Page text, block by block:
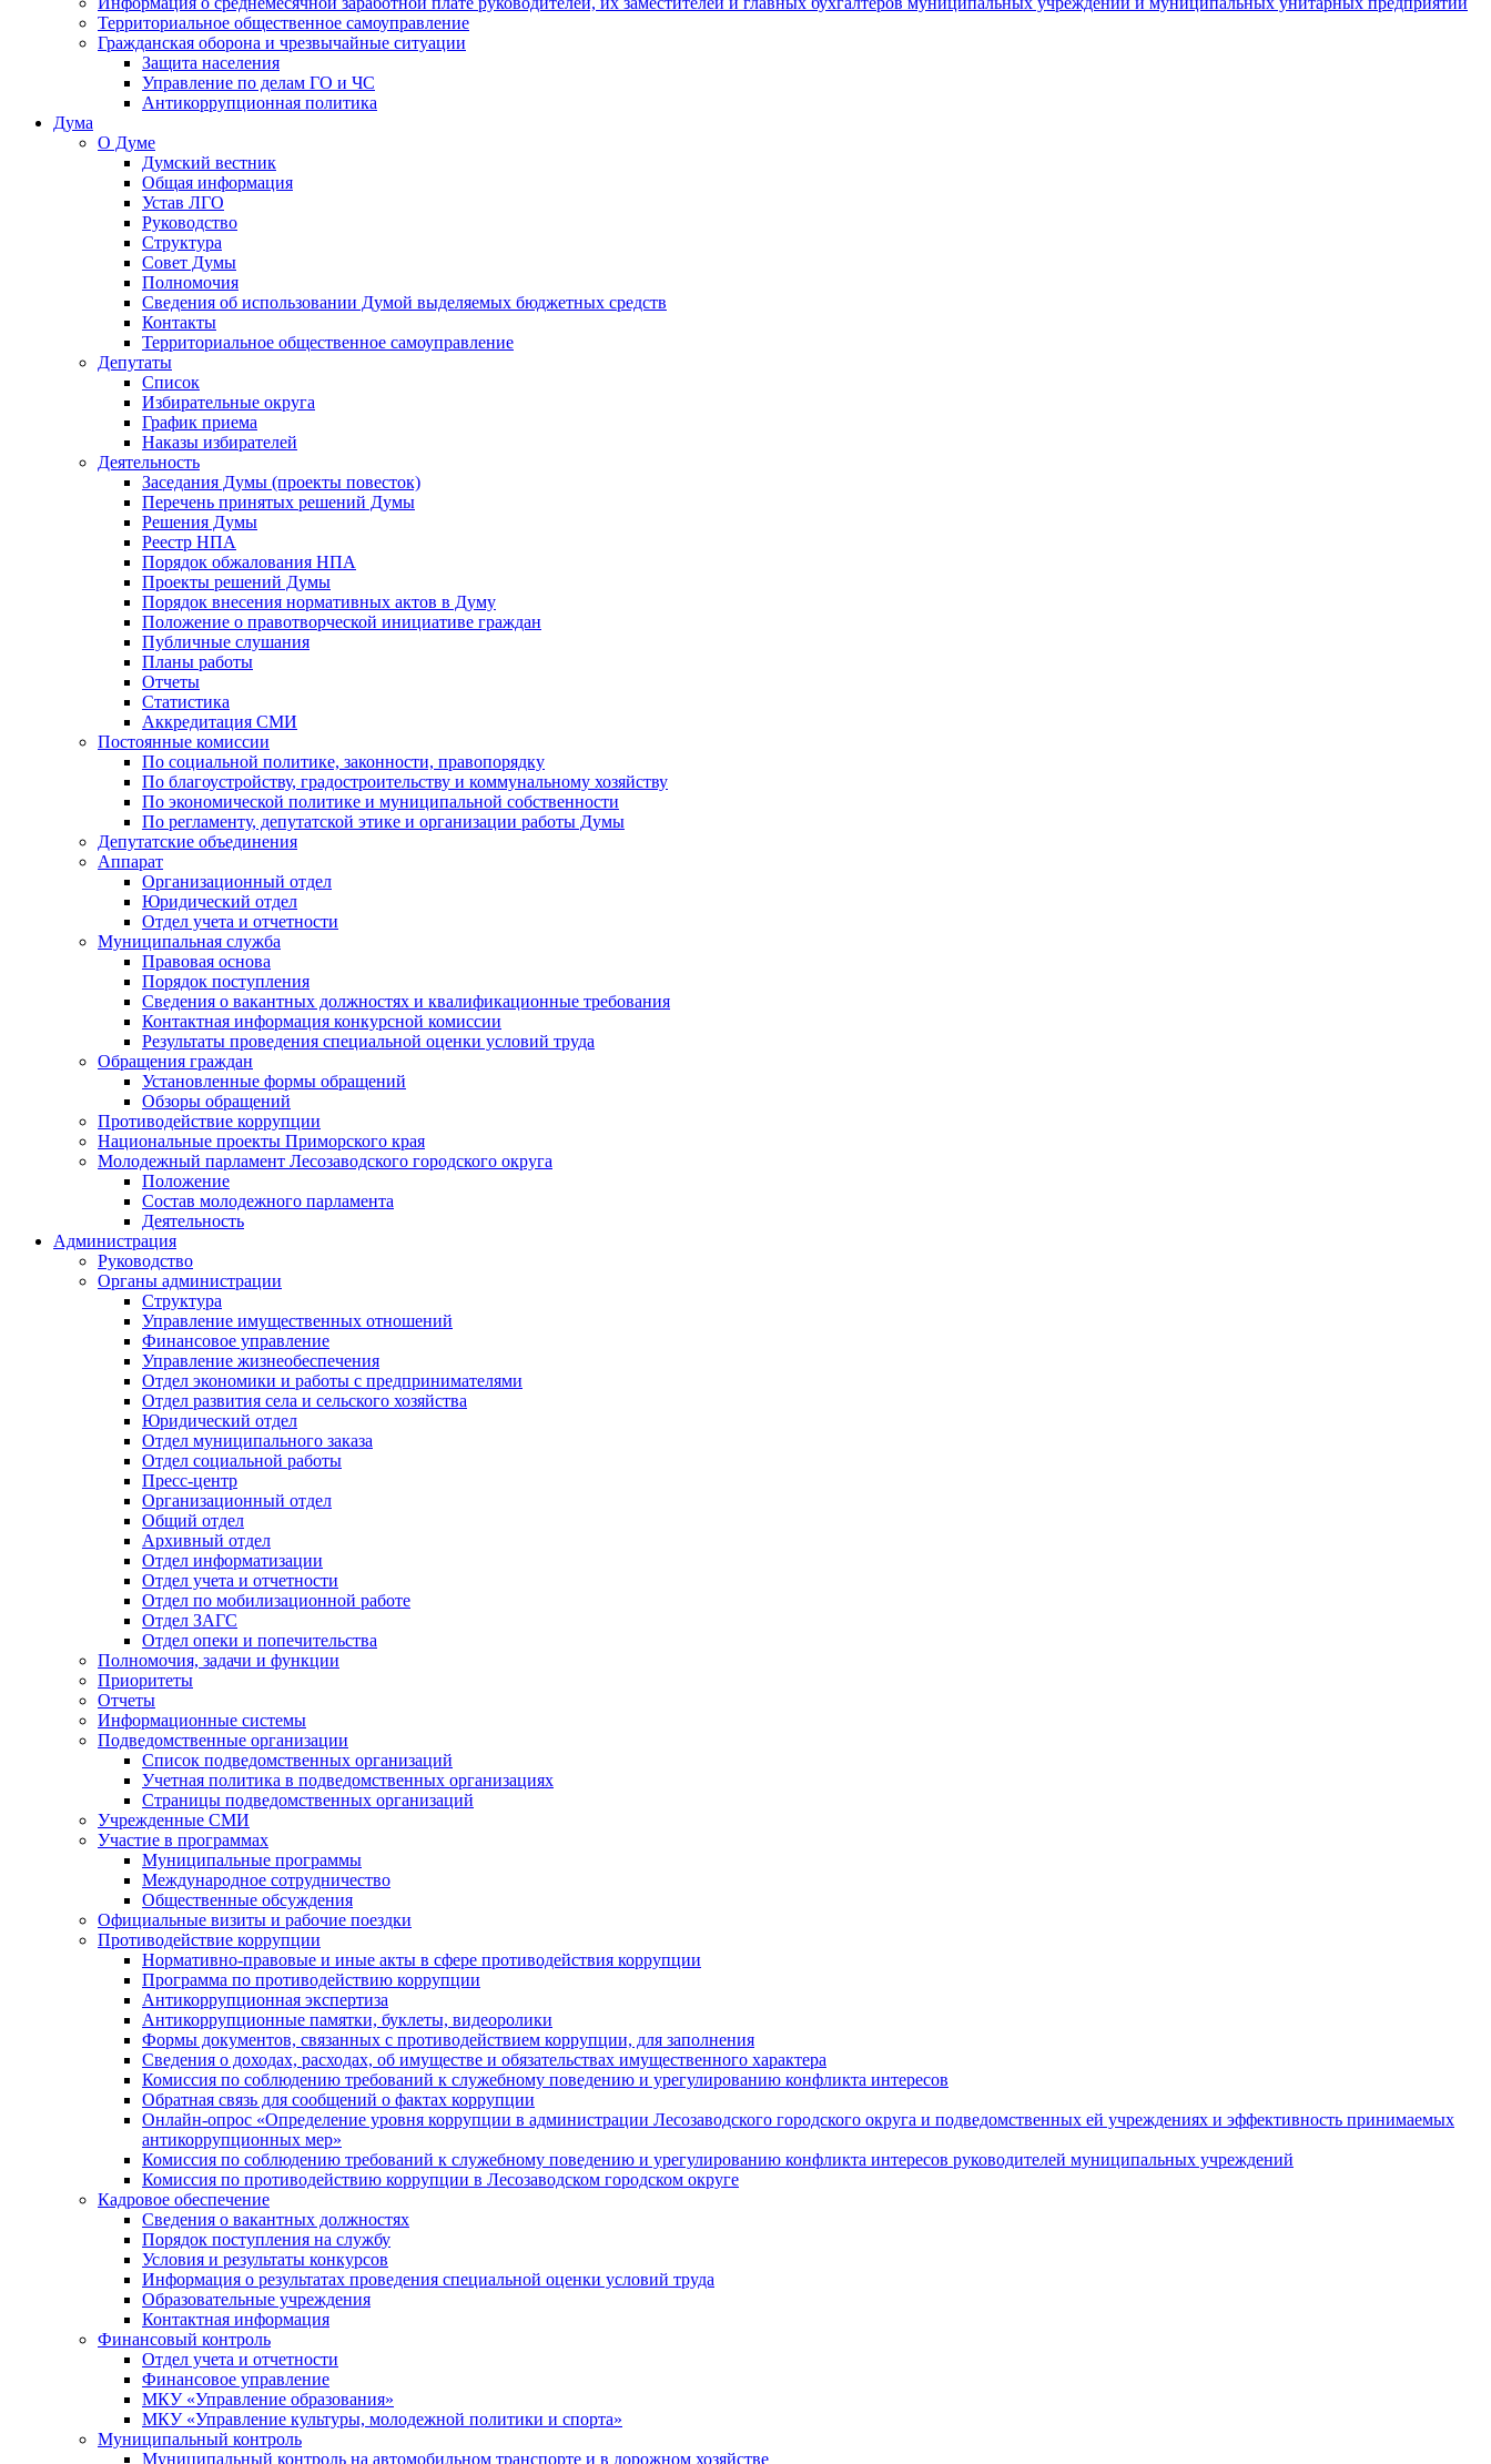
Территориальное общественное самоуправление
Гражданская оборона и чрезвычайные ситуации
Защита населения
Управление по делам ГО и ЧС
Антикоррупционная политика
Дума
О Думе
Думский вестник
Общая информация
Устав ЛГО
Руководство
Структура
Совет Думы
Полномочия
Сведения об использовании Думой выделяемых бюджетных средств
Контакты
Территориальное общественное самоуправление
Депутаты
Список
Избирательные округа
График приема
Наказы избирателей
Деятельность
Заседания Думы (проекты повесток)
Перечень принятых решений Думы
Решения Думы
Реестр НПА
Порядок обжалования НПА
Проекты решений Думы
Порядок внесения нормативных актов в Думу
Положение о правотворческой инициативе граждан
Публичные слушания
Планы работы
Отчеты
Статистика
Аккредитация СМИ
Постоянные комиссии
По социальной политике, законности, правопорядку
По благоустройству, градостроительству и коммунальному хозяйству
По экономической политике и муниципальной собственности
По регламенту, депутатской этике и организации работы Думы
Депутатские объединения
Аппарат
Организационный отдел
Юридический отдел
Отдел учета и отчетности
Муниципальная служба
Правовая основа
Порядок поступления
Сведения о вакантных должностях и квалификационные требования
Контактная информация конкурсной комиссии
Результаты проведения специальной оценки условий труда
Обращения граждан
Установленные формы обращений
Обзоры обращений
Противодействие коррупции
Национальные проекты Приморского края
Молодежный парламент Лесозаводского городского округа
Положение
Состав молодежного парламента
Деятельность
Администрация
Руководство
Органы администрации
Структура
Управление имущественных отношений
Финансовое управление
Управление жизнеобеспечения
Отдел экономики и работы с предпринимателями
Отдел развития села и сельского хозяйства
Юридический отдел
Отдел муниципального заказа
Отдел социальной работы
Пресс-центр
Организационный отдел
Общий отдел
Архивный отдел
Отдел информатизации
Отдел учета и отчетности
Отдел по мобилизационной работе
Отдел ЗАГС
Отдел опеки и попечительства
Полномочия, задачи и функции
Приоритеты
Отчеты
Информационные системы
Подведомственные организации
Список подведомственных организаций
Учетная политика в подведомственных организациях
Страницы подведомственных организаций
Учрежденные СМИ
Участие в программах
Муниципальные программы
Международное сотрудничество
Общественные обсуждения
Официальные визиты и рабочие поездки
Противодействие коррупции
Нормативно-правовые и иные акты в сфере противодействия коррупции
Программа по противодействию коррупции
Антикоррупционная экспертиза
Антикоррупционные памятки, буклеты, видеоролики
Формы документов, связанных с противодействием коррупции, для заполнения
Сведения о доходах, расходах, об имуществе и обязательствах имущественного характера
Комиссия по соблюдению требований к служебному поведению и урегулированию конфликта интересов
Обратная связь для сообщений о фактах коррупции
Онлайн-опрос «Определение уровня коррупции в администрации Лесозаводского городского округа и подведомственных ей учреждениях и эффективность принимаемых
антикоррупционных мер»
Комиссия по соблюдению требований к служебному поведению и урегулированию конфликта интересов руководителей муниципальных учреждений
Комиссия по противодействию коррупции в Лесозаводском городском округе
Кадровое обеспечение
Сведения о вакантных должностях
Порядок поступления на службу
Условия и результаты конкурсов
Информация о результатах проведения специальной оценки условий труда
Образовательные учреждения
Контактная информация
Финансовый контроль
Отдел учета и отчетности
Финансовое управление
МКУ «Управление образования»
МКУ «Управление культуры, молодежной политики и спорта»
Муниципальный контроль
Муниципальный контроль на автомобильном транспорте и в дорожном хозяйстве